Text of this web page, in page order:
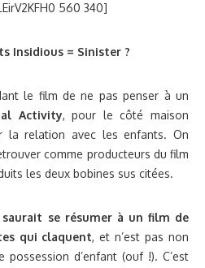
560 340]
Insidious = Sinister ?
le film de ne pas penser à un
Activity, pour le côté maison
la relation avec les enfants. On
comme producteurs du film
les deux bobines sus citées.
se résumer à un film de
qui claquent, et n’est pas non
d’enfant (ouf !). C’est